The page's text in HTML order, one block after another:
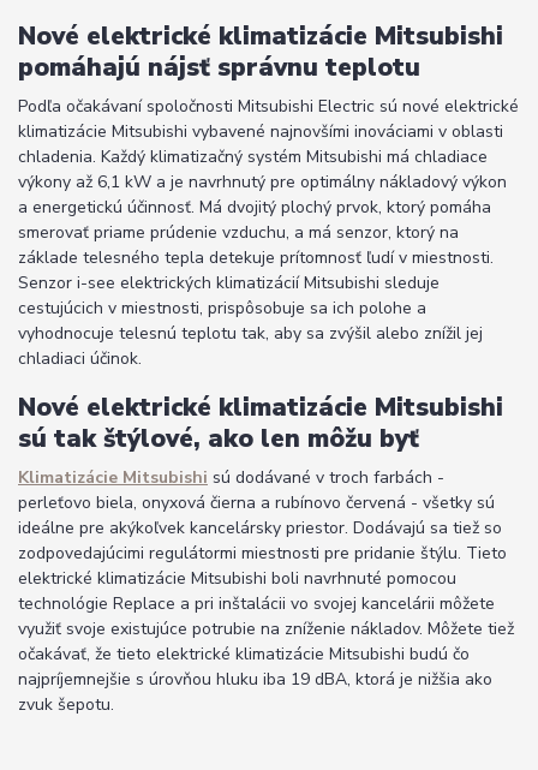
Nové elektrické klimatizácie Mitsubishi
pomáhajú nájsť správnu teplotu
Podľa očakávaní spoločnosti Mitsubishi Electric sú nové elektrické
klimatizácie Mitsubishi vybavené najnovšími inováciami v oblasti
chladenia. Každý klimatizačný systém Mitsubishi má chladiace
výkony až 6,1 kW a je navrhnutý pre optimálny nákladový výkon
a energetickú účinnosť. Má dvojitý plochý prvok, ktorý pomáha
smerovať priame prúdenie vzduchu, a má senzor, ktorý na
základe telesného tepla detekuje prítomnosť ľudí v miestnosti.
Senzor i-see elektrických klimatizácií Mitsubishi sleduje
cestujúcich v miestnosti, prispôsobuje sa ich polohe a
vyhodnocuje telesnú teplotu tak, aby sa zvýšil alebo znížil jej
chladiaci účinok.
Nové elektrické klimatizácie Mitsubishi
sú tak štýlové, ako len môžu byť
Klimatizácie Mitsubishi sú dodávané v troch farbách -
perleťovo biela, onyxová čierna a rubínovo červená - všetky sú
ideálne pre akýkoľvek kancelársky priestor. Dodávajú sa tiež so
zodpovedajúcimi regulátormi miestnosti pre pridanie štýlu. Tieto
elektrické klimatizácie Mitsubishi boli navrhnuté pomocou
technológie Replace a pri inštalácii vo svojej kancelárii môžete
využiť svoje existujúce potrubie na zníženie nákladov. Môžete tiež
očakávať, že tieto elektrické klimatizácie Mitsubishi budú čo
najpríjemnejšie s úrovňou hluku iba 19 dBA, ktorá je nižšia ako
zvuk šepotu.